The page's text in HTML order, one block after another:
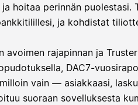
hoitaa perinnän puolestasi.
ja kohdistat
avoimen rajapinnan ja
DAC7-
vain — asiakkaasi,
suoraan sovelluksesta